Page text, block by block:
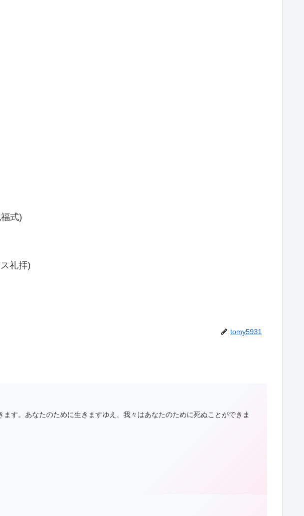
式)
礼拝)
tomy5931
す。あなたのために生きますゆえ、我々はあなたのために死ぬことができま